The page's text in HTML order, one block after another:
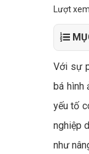
Lượt
Với sự
bá hình
yếu tố
nghiệp
như